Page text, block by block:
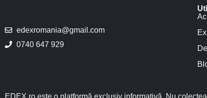
edexromania@gmail.com
0740 647 929
EDEX.ro este o platformă exclusiv informativă. Nu